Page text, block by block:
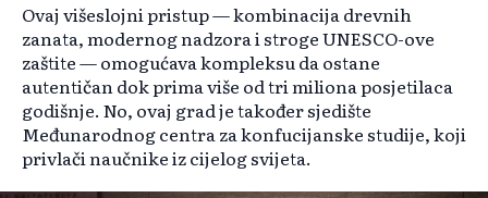
Ovaj višeslojni pristup — kombinacija drevnih
zanata, modernog nadzora i stroge UNESCO-ove
zaštite — omogućava kompleksu da ostane
autentičan dok prima više od tri miliona posjetilaca
godišnje. No, ovaj grad je također sjedište
Međunarodnog centra za konfucijanske studije, koji
privlači naučnike iz cijelog svijeta.